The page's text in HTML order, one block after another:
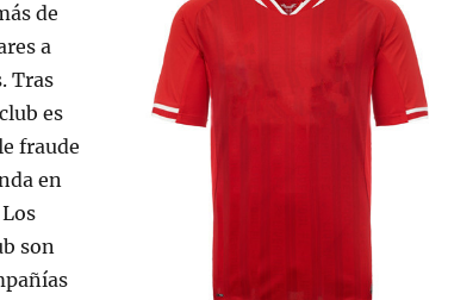
de
a
Tras
es
fraude
en
son